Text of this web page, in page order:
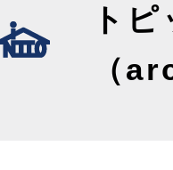
ト
（